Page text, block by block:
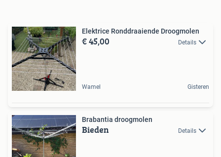
Elektrice Ronddraaiende Droogmolen
€ 45,00 Details
Wamel Gisteren
Brabantia droogmolen
Bieden Details